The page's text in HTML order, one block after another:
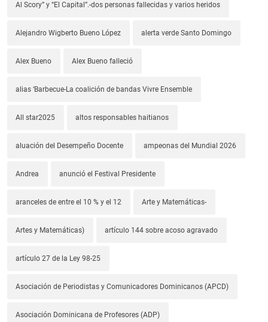
Al Scory” y “El Capital”.-dos personas fallecidas y varios heridos
Alejandro Wigberto Bueno López alerta verde Santo Domingo
Alex Bueno Alex Bueno falleció
alias ‘Barbecue-La coalición de bandas Vivre Ensemble
All star2025 altos responsables haitianos
aluación del Desempeño Docente ampeonas del Mundial 2026
Andrea anunció el Festival Presidente
aranceles de entre el 10 % y el 12 Arte y Matemáticas-
Artes y Matemáticas) artículo 144 sobre acoso agravado
artículo 27 de la Ley 98-25
Asociación de Periodistas y Comunicadores Dominicanos (APCD)
Asociación Dominicana de Profesores (ADP)